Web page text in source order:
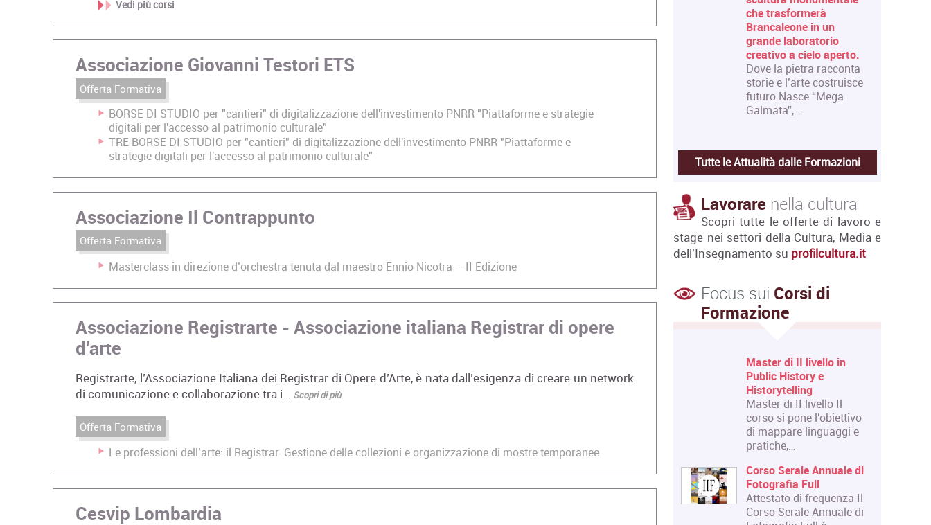
Vedi più corsi
Associazione Giovanni Testori ETS
Offerta Formativa
BORSE DI STUDIO per "cantieri" di digitalizzazione dell'investimento PNRR "Piattaforme e strategie
digitali per l'accesso al patrimonio culturale"
TRE BORSE DI STUDIO per "cantieri" di digitalizzazione dell'investimento PNRR "Piattaforme e
strategie digitali per l'accesso al patrimonio culturale"
Associazione Il Contrappunto
Offerta Formativa
Masterclass in direzione d’orchestra tenuta dal maestro Ennio Nicotra – II Edizione
Associazione Registrarte - Associazione italiana Registrar di opere
d'arte
Registrarte, l’Associazione Italiana dei Registrar di Opere d’Arte, è nata dall’esigenza di creare un network
di comunicazione e collaborazione tra i…
Scopri di più
Offerta Formativa
Le professioni dell’arte: il Registrar. Gestione delle collezioni e organizzazione di mostre temporanee
Cesvip Lombardia
che trasformerà
Brancaleone in un
grande laboratorio
creativo a cielo aperto.
Dove la pietra racconta
storie e l’arte costruisce
futuro.Nasce “Mega
Galmata”,…
Tutte le Attualità dalle Formazioni
Lavorare nella cultura
Scopri tutte le offerte di lavoro e
stage nei settori della Cultura, Media e
dell'Insegnamento su profilcultura.it
Focus sui Corsi di
Formazione
Diploma Accademico di
Restauro del Materiale
Cartaceo
La Qualifica formata dal
in Architettura e Design
Maestria e rivelazione:
Analisi della Pala di
Master di II livello in
Public History e
Historytelling
Master di II livello Il
corso si pone l'obiettivo
di mappare linguaggi e
pratiche,…
Corso Serale Annuale di
Fotografia Full
Attestato di frequenza Il
Corso Serale Annuale di